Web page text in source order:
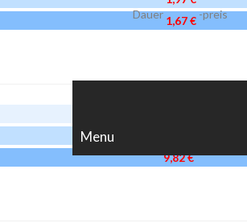
Menu
Dauer1,67 €-preis
9,82 €